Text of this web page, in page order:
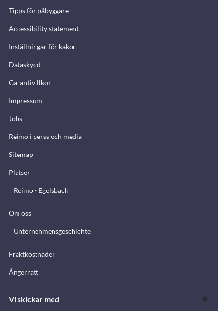
Tipps för påbyggare
Accessibility statement
Inställningar för kakor
Dataskydd
Garantivillkor
Impressum
Jobs
Reimo i perss och media
Sitemap
Platser
Reimo - Egelsbach
Om oss
Unternehmensgeschichte
Fraktkostnader
Ångerrätt
Vi skickar med